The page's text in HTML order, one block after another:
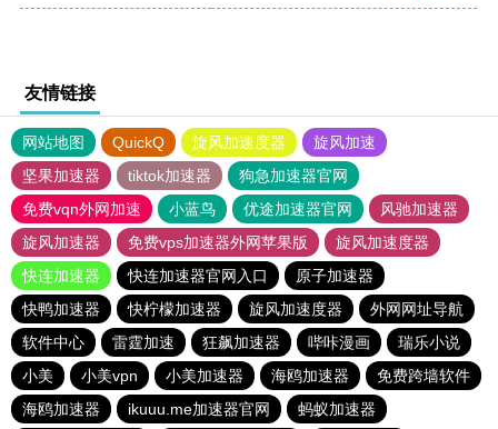
友情链接
网站地图 QuickQ 旋风加速度器
旋风加速
坚果加速器
tiktok加速器
狗急加速器官网
免费vqn外网加速
小蓝鸟 优途加速器官网
风驰加速器
旋风加速器
免费vps加速器外网苹果版
旋风加速度器
快连加速器
快连加速器官网入口
原子加速器
快鸭加速器
快柠檬加速器 旋风加速度器
外网网址导航
软件中心
雷霆加速 狂飙加速器 哔咔漫画
瑞乐小说
小美
小美vpn 小美加速器 海鸥加速器
免费跨墙软件
海鸥加速器
ikuuu.me加速器官网 蚂蚁加速器